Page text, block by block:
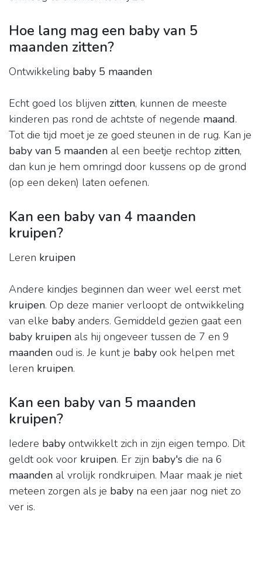
Hoe lang mag een baby van 5
maanden zitten?
Ontwikkeling baby 5 maanden
Echt goed los blijven zitten, kunnen de meeste
kinderen pas rond de achtste of negende maand.
Tot die tijd moet je ze goed steunen in de rug. Kan je
baby van 5 maanden al een beetje rechtop zitten,
dan kun je hem omringd door kussens op de grond
(op een deken) laten oefenen.
Kan een baby van 4 maanden
kruipen?
Leren kruipen
Andere kindjes beginnen dan weer wel eerst met
kruipen. Op deze manier verloopt de ontwikkeling
van elke baby anders. Gemiddeld gezien gaat een
baby kruipen als hij ongeveer tussen de 7 en 9
maanden oud is. Je kunt je baby ook helpen met
leren kruipen.
Kan een baby van 5 maanden
kruipen?
Iedere baby ontwikkelt zich in zijn eigen tempo. Dit
geldt ook voor kruipen. Er zijn baby's die na 6
maanden al vrolijk rondkruipen. Maar maak je niet
meteen zorgen als je baby na een jaar nog niet zo
ver is.